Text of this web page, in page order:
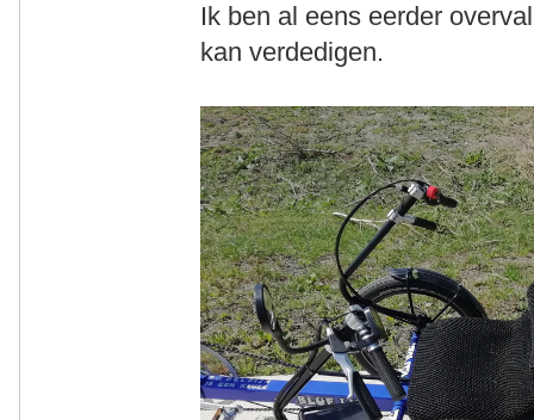
Ik ben al eens eerder
kan verdedigen.